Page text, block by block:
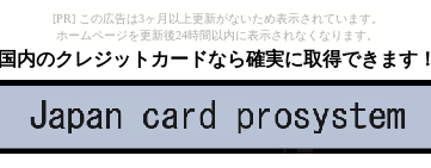
[PR] この広告は3ヶ月以上更新がないため表示されています。
ホームページを更新後24時間以内に表示されなくなります。
国内のクレジットカードなら確実に取得できます！